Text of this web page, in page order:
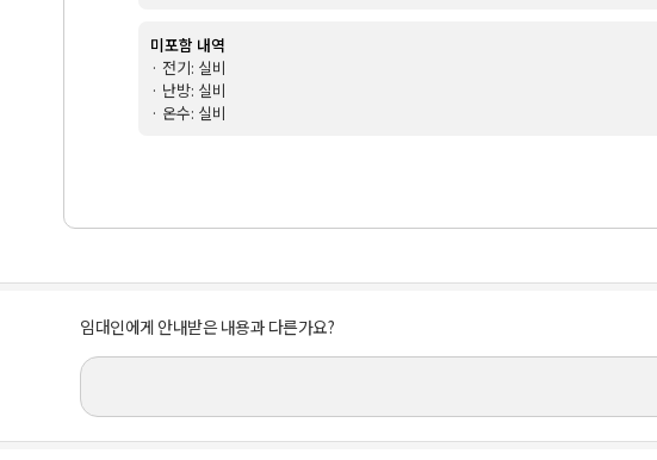
미포함 내역
· 전기: 실비
· 난방: 실비
· 온수: 실비
임대인에게 안내받은 내용과 다른가요?